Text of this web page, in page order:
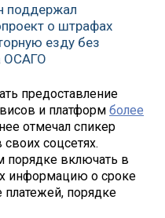
поддержал
о штрафах
езду без
ОСАГО
предоставление
и платформ более
отмечал спикер
своих соцсетях.
порядке включать в
информацию о сроке
платежей, порядке